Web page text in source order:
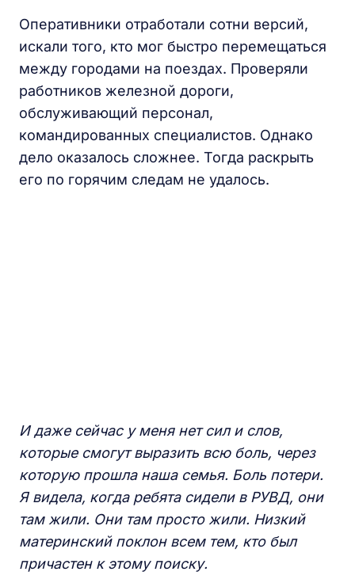
Оперативники отработали сотни версий,
искали того, кто мог быстро перемещаться
между городами на поездах. Проверяли
работников железной дороги,
обслуживающий персонал,
командированных специалистов. Однако
дело оказалось сложнее. Тогда раскрыть
его по горячим следам не удалось.
И даже сейчас у меня нет сил и слов,
которые смогут выразить всю боль, через
которую прошла наша семья. Боль потери.
Я видела, когда ребята сидели в РУВД, они
там жили. Они там просто жили. Низкий
материнский поклон всем тем, кто был
причастен к этому поиску.